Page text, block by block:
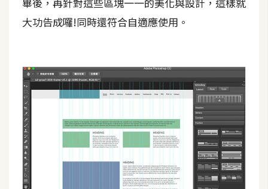
全
站
合
作
提
案
大功告成囉!同時還符合自適應使用。